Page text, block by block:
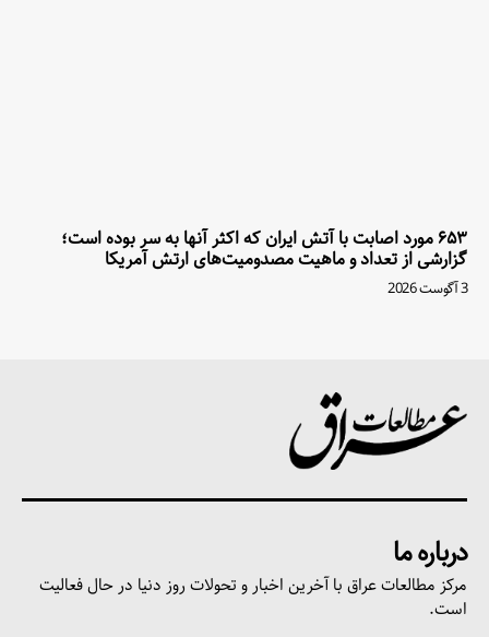
۶۵۳ مورد اصابت با آتش ایران که اکثر آنها به سر بوده است؛
گزارشی از تعداد و ماهیت مصدومیت‌های ارتش آمریکا
3 آگوست 2026
درباره ما
مرکز مطالعات عراق با آخرین اخبار و تحولات روز دنیا در حال فعالیت
است.